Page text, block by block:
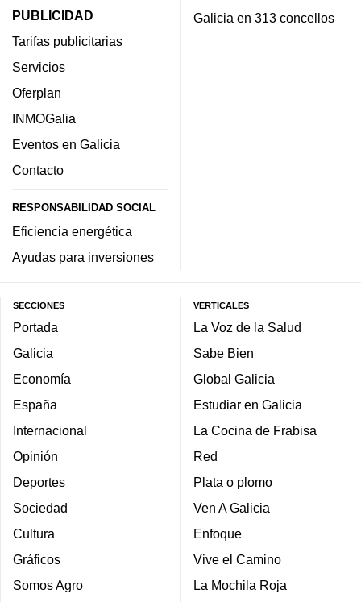
PUBLICIDAD
Tarifas publicitarias
Servicios
Oferplan
INMOGalia
Eventos en Galicia
Contacto
RESPONSABILIDAD SOCIAL
Eficiencia energética
Ayudas para inversiones
Galicia en 313 concellos
SECCIONES
Portada
Galicia
Economía
España
Internacional
Opinión
Deportes
Sociedad
Cultura
Gráficos
Somos Agro
VERTICALES
La Voz de la Salud
Sabe Bien
Global Galicia
Estudiar en Galicia
La Cocina de Frabisa
Red
Plata o plomo
Ven A Galicia
Enfoque
Vive el Camino
La Mochila Roja